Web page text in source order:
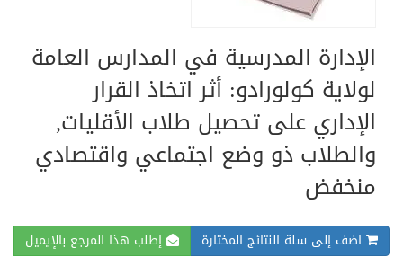
الإدارة المدرسية في المدارس العامة
لولاية كولورادو: أثر اتخاذ القرار
الإداري على تحصيل طلاب الأقليات,
والطلاب ذو وضع اجتماعي واقتصادي
منخفض
اضف إلى سلة النتائج المختارة إطلب هذا المرجع بالإيميل